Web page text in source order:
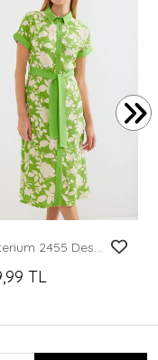
Merterium 2455 Desenli Gömlek Elbise - Yeşil
TL